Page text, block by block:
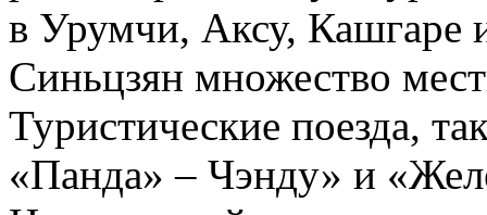
в Урумчи, Аксу, Кашгаре
Синьцзян множество
Туристические поезда,
«Панда» – Чэнду» и